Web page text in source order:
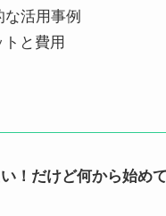
活用事例
と費用
！だけど何から始め